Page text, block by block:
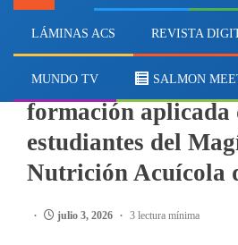
LÁMINAS ACS REVISTA
MUNDO TV SALMON
Pasantía en México
formación aplicada
estudiantes del
Nutrición Acuícola
julio 3, 2026 3 lectura mínima